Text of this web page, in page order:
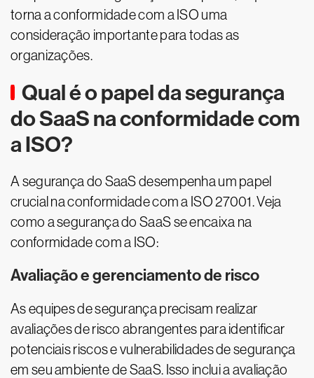
torna a conformidade com a ISO uma
consideração importante para todas as
organizações.
Qual é o papel da segurança
do SaaS na conformidade com
a ISO?
A segurança do SaaS desempenha um papel
crucial na conformidade com a ISO 27001. Veja
como a segurança do SaaS se encaixa na
conformidade com a ISO:
Avaliação e gerenciamento de risco
As equipes de segurança precisam realizar
avaliações de risco abrangentes para identificar
potenciais riscos e vulnerabilidades de segurança
em seu ambiente de SaaS. Isso inclui a avaliação